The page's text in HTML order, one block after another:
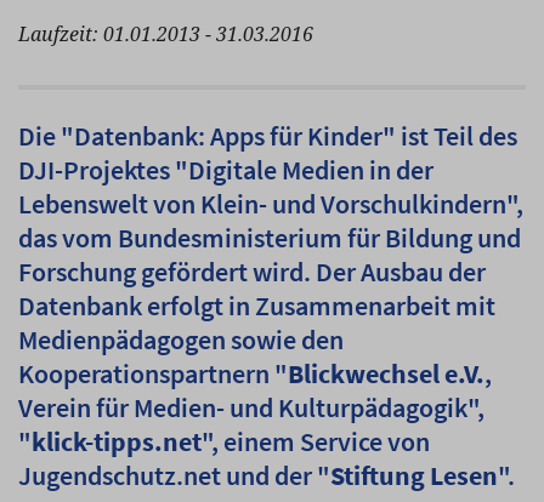
Laufzeit: 01.01.2013 - 31.03.2016
Die "Datenbank: Apps für Kinder" ist Teil des
DJI-Projektes "Digitale Medien in der
Lebenswelt von Klein- und Vorschulkindern",
das vom Bundesministerium für Bildung und
Forschung gefördert wird. Der Ausbau der
Datenbank erfolgt in Zusammenarbeit mit
Medienpädagogen sowie den
Kooperationspartnern "Blickwechsel e.V.,
Verein für Medien- und Kulturpädagogik",
"klick-tipps.net", einem Service von
Jugendschutz.net und der "Stiftung Lesen".